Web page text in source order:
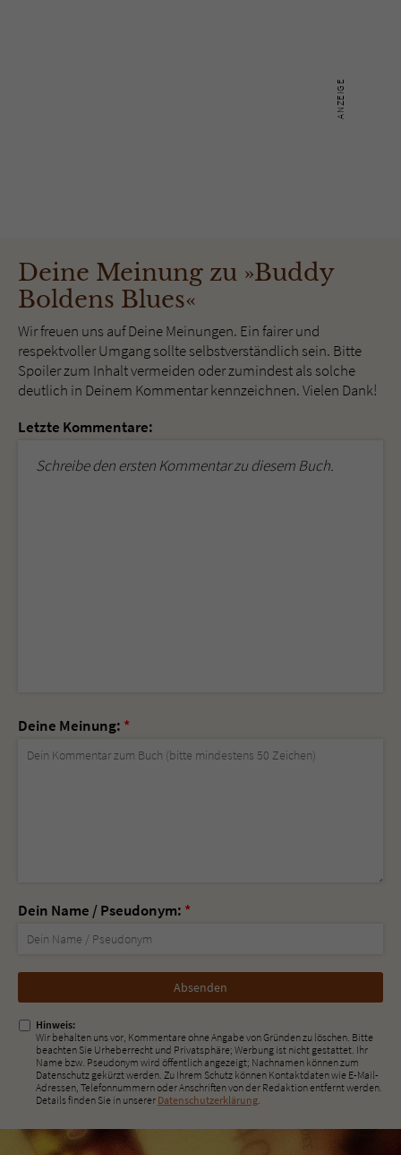
Deine Meinung zu »Buddy
Boldens Blues«
Wir freuen uns auf Deine Meinungen. Ein fairer und
respektvoller Umgang sollte selbstverständlich sein. Bitte
Spoiler zum Inhalt vermeiden oder zumindest als solche
deutlich in Deinem Kommentar kennzeichnen. Vielen Dank!
Letzte Kommentare:
Schreibe den ersten Kommentar zu diesem Buch.
Deine Meinung: *
Dein Name / Pseudonym: *
Nicht
ausfüllen!
Hinweis:
Wir behalten uns vor, Kommentare ohne Angabe von Gründen zu löschen. Bitte
beachten Sie Urheberrecht und Privatsphäre; Werbung ist nicht gestattet. Ihr
Name bzw. Pseudonym wird öffentlich angezeigt; Nachnamen können zum
Datenschutz gekürzt werden. Zu Ihrem Schutz können Kontaktdaten wie E-Mail-
Adressen, Telefonnummern oder Anschriften von der Redaktion entfernt werden.
Details finden Sie in unserer Datenschutzerklärung.